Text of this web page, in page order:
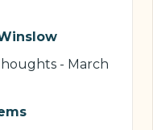
- March